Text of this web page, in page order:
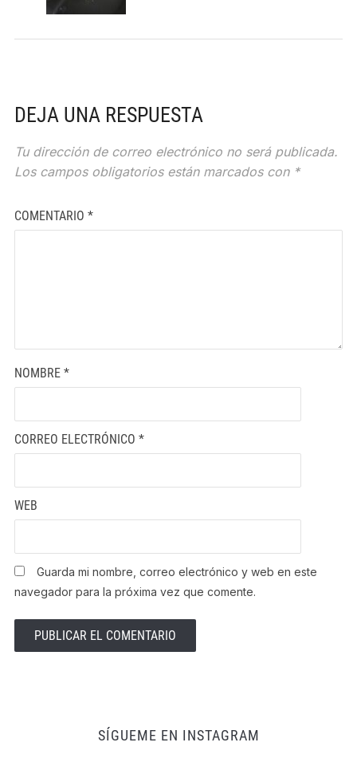
DEJA UNA RESPUESTA
Tu dirección de correo electrónico no será publicada.
Los campos obligatorios están marcados con *
COMENTARIO *
NOMBRE *
CORREO ELECTRÓNICO *
WEB
Guarda mi nombre, correo electrónico y web en este
navegador para la próxima vez que comente.
SÍGUEME EN INSTAGRAM